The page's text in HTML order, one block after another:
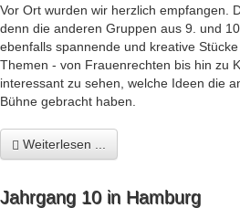
Vor Ort wurden wir herzlich empfangen.
denn die anderen Gruppen aus 9. und
ebenfalls spannende und kreative
Themen - von Frauenrechten bis hin zu
interessant zu sehen, welche Ideen die
Bühne gebracht haben.
Weiterlesen ...
Jahrgang 10 in Hamburg